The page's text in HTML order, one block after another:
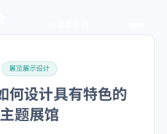
展览展示设计
何设计具有特色的
主题展馆